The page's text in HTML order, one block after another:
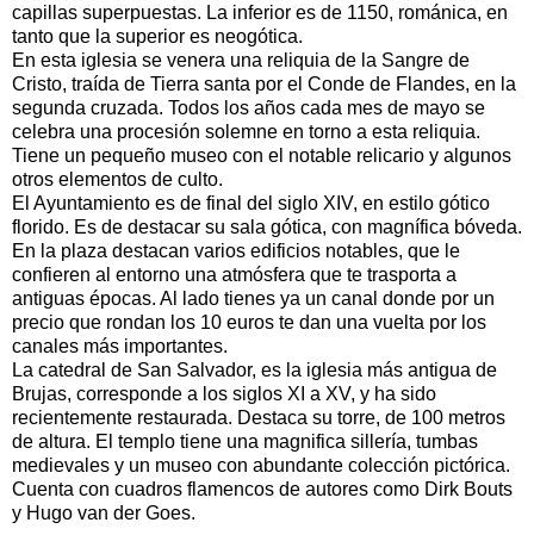
capillas superpuestas. La inferior es de 1150, románica, en
tanto que la superior es neogótica.
En esta iglesia se venera una reliquia de la Sangre de
Cristo, traída de Tierra santa por el Conde de Flandes, en la
segunda cruzada. Todos los años cada mes de mayo se
celebra una procesión solemne en torno a esta reliquia.
Tiene un pequeño museo con el notable relicario y algunos
otros elementos de culto.
El Ayuntamiento es de final del siglo XIV, en estilo gótico
florido. Es de destacar su sala gótica, con magnífica bóveda.
En la plaza destacan varios edificios notables, que le
confieren al entorno una atmósfera que te trasporta a
antiguas épocas. Al lado tienes ya un canal donde por un
precio que rondan los 10 euros te dan una vuelta por los
canales más importantes.
La catedral de San Salvador, es la iglesia más antigua de
Brujas, corresponde a los siglos XI a XV, y ha sido
recientemente restaurada. Destaca su torre, de 100 metros
de altura. El templo tiene una magnifica sillería, tumbas
medievales y un museo con abundante colección pictórica.
Cuenta con cuadros flamencos de autores como Dirk Bouts
y Hugo van der Goes.